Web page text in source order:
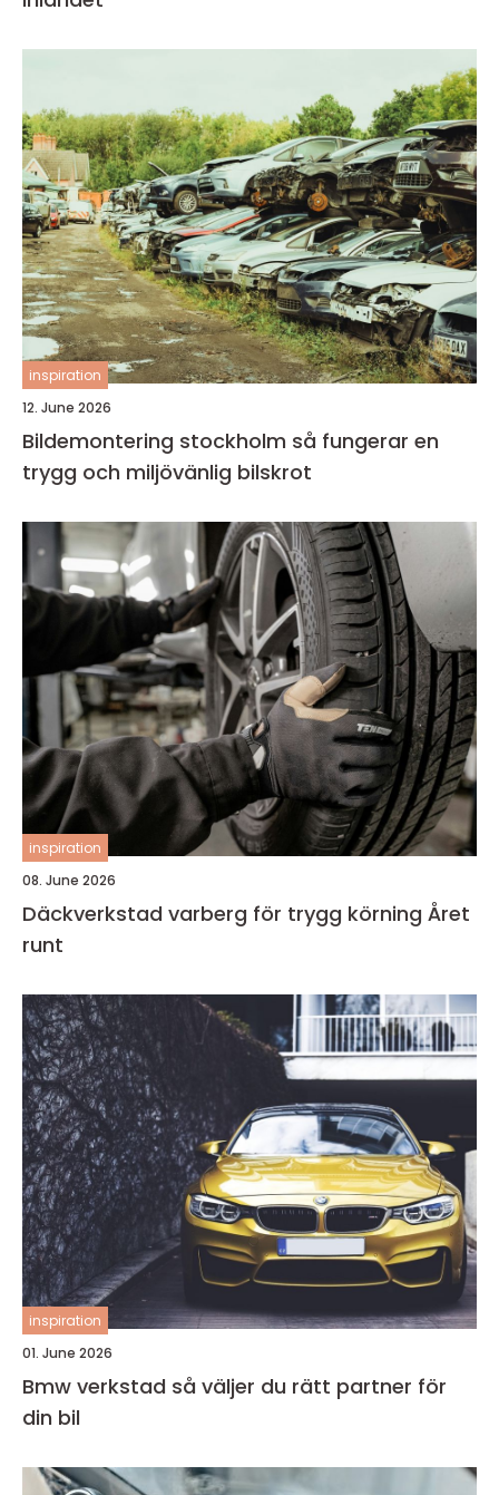
inspiration
12. June 2026
Bildemontering stockholm så fungerar en
trygg och miljövänlig bilskrot
inspiration
08. June 2026
Däckverkstad varberg för trygg körning Året
runt
inspiration
01. June 2026
Bmw verkstad så väljer du rätt partner för
din bil